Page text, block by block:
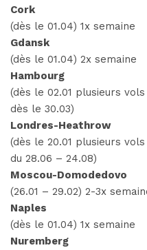
Cork
(dès le 01.04) 1x semaine
Gdansk
(dès le 01.04) 2x semaine
Hambourg
(dès le 02.01 plusieurs vols
dès le 30.03)
Londres-Heathrow
(dès le 20.01 plusieurs
du 28.06 – 24.08)
Moscou-Domodedovo
(26.01 – 29.02) 2-3x
Naples
(dès le 01.04) 1x semaine
Nuremberg